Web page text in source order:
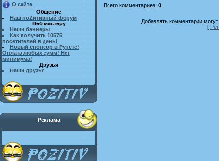
О сайте
Общение
Наш поZитивный форум
Веб мастеру
Наши баннеры
Как получить 10575
посетителей в день!
Новый спонсор в Рунете!
Оплата любых сумм! Нет
минимума!
Друзья
Наши друзья
Реклама
Всего комментариев: 0
Добавлять комментарии
[